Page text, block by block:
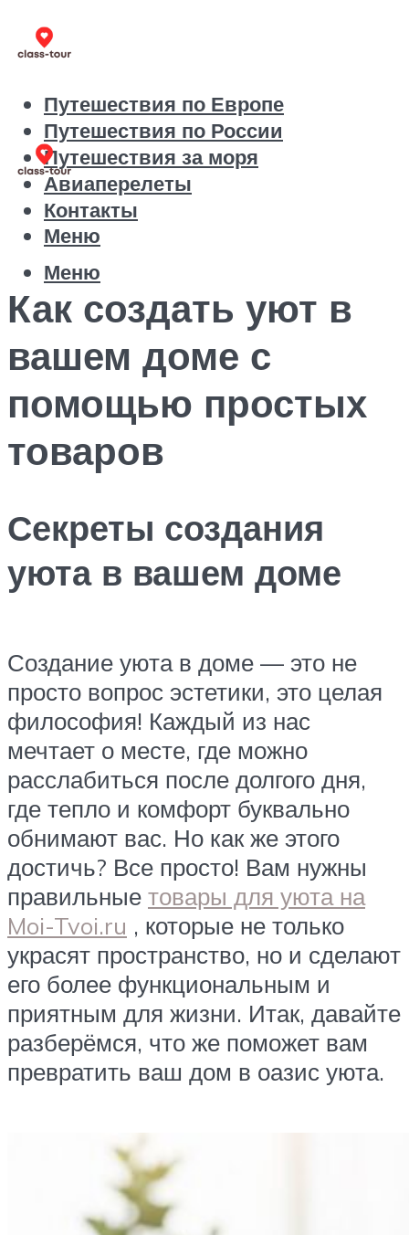
Путешествия по Европе
Путешествия по России
Путешествия за моря
Авиаперелеты
Контакты
Меню
Меню
Как создать уют в
вашем доме с
помощью простых
товаров
Секреты создания
уюта в вашем доме
Создание уюта в доме — это не
просто вопрос эстетики, это целая
философия! Каждый из нас
мечтает о месте, где можно
расслабиться после долгого дня,
где тепло и комфорт буквально
обнимают вас. Но как же этого
достичь? Все просто! Вам нужны
правильные товары для уюта на
Moi-Tvoi.ru , которые не только
украсят пространство, но и сделают
его более функциональным и
приятным для жизни. Итак, давайте
разберёмся, что же поможет вам
превратить ваш дом в оазис уюта.